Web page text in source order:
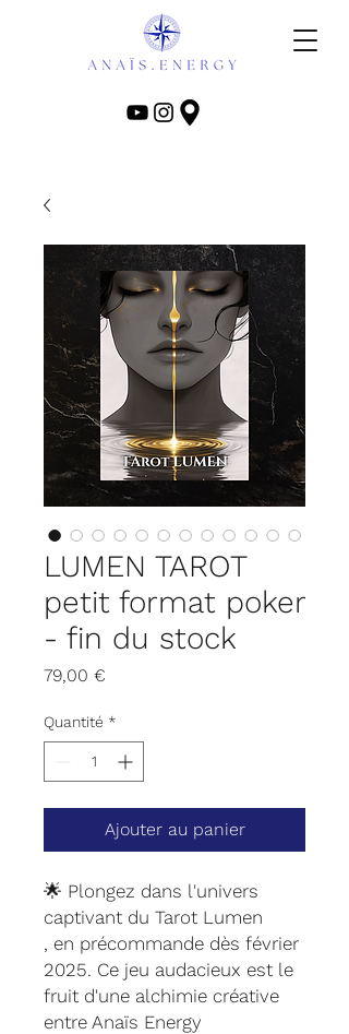
LUMEN TAROT
petit format poker
- fin du stock
79,00 €
Quantité *
Ajouter au panier
🌟 Plongez dans l'univers
captivant du Tarot Lumen
, en précommande dès février
2025. Ce jeu audacieux est le
fruit d'une alchimie créative
entre Anaïs Energy